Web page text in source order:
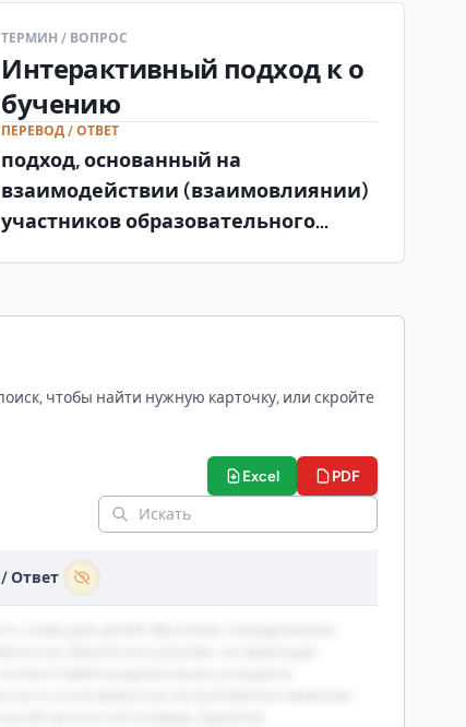
ТЕРМИН / ВОПРОС
Интерактивный подход к о
бучению
ПЕРЕВОД / ОТВЕТ
подход, основанный на
взаимодействии (взаимовлиянии)
участников образовательного
преподавателем.
чтобы найти нужную карточку, или скройте
Excel PDF
Ответ